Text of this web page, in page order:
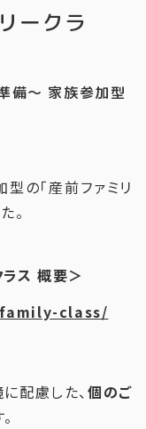
ークラ
備〜 家族参加型
の「産前ファミリ
。
ス 概要＞
class/
配慮した、個のご